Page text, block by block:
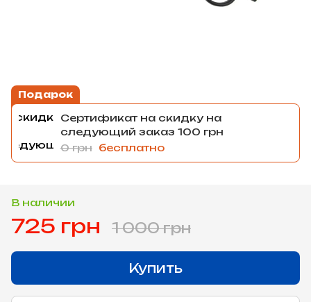
Подарок
Сертификат на скидку на
следующий заказ 100 грн
0 грн
бесплатно
В наличии
725 грн 1 000 грн
Купить